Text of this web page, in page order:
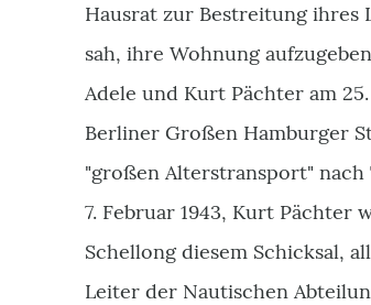
Hausrat zur Bestreitung ihres
sah, ihre Wohnung
Adele und Kurt Pächter am
Berliner Großen Hamburger
"großen Alterstransport"
7. Februar 1943, Kurt Pächter
Schellong diesem Schicksal,
Leiter der Nautischen